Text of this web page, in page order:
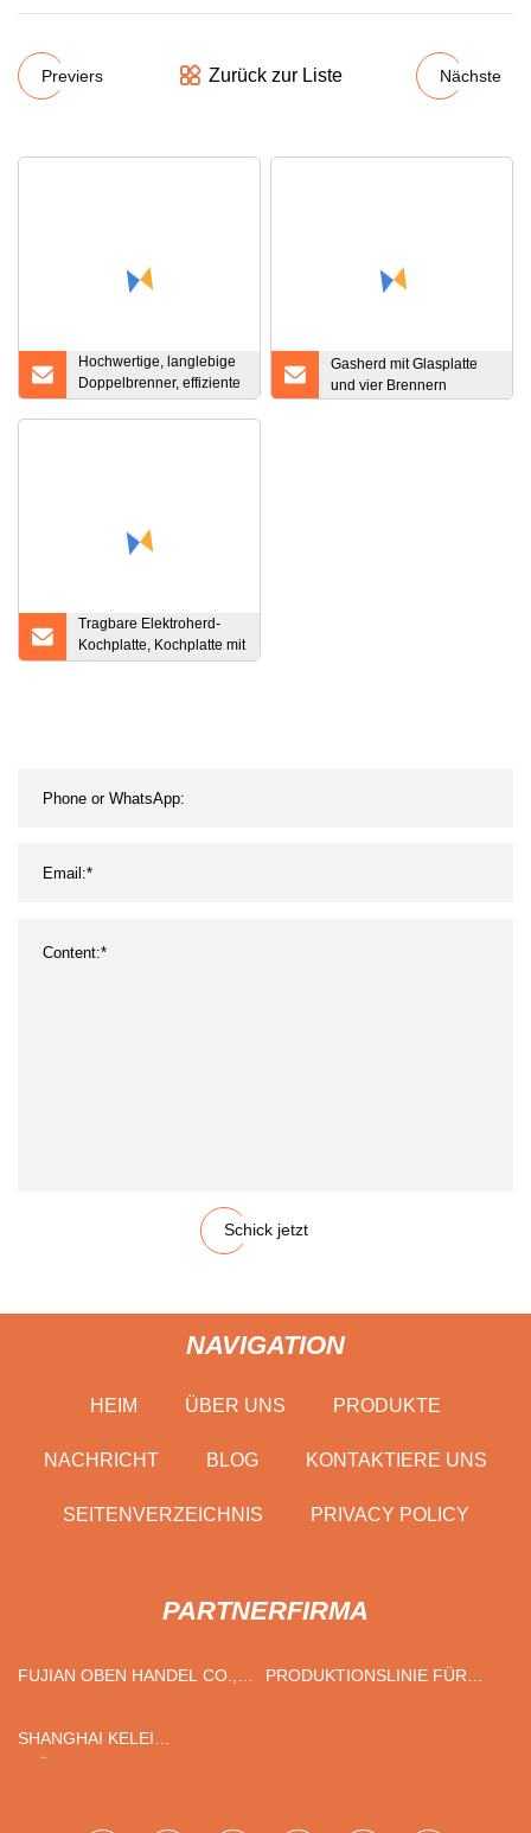
Previers Zurück zur Liste Nächste
Hochwertige, langlebige
Doppelbrenner, effiziente
Tornado-Flamme,
Gasherd mit Glasplatte
und vier Brennern
Tragbare Elektroherd-
Kochplatte, Kochplatte mit
Küchenofen
Schick jetzt
NAVIGATION
HEIM ÜBER UNS PRODUKTE
NACHRICHT BLOG KONTAKTIERE UNS
SEITENVERZEICHNIS PRIVACY POLICY
PARTNERFIRMA
FUJIAN OBEN HANDEL CO.,
PRODUKTIONSLINIE FÜR
SHANGHAI KELEI